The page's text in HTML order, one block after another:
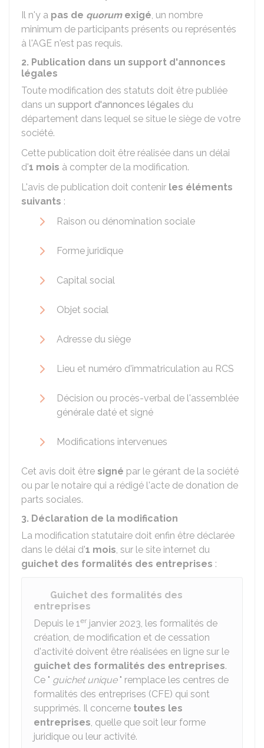
Il n'y a pas de quorumexigé, un nombre
minimum de participants présents ou représentés
à l'AGE n'est pas requis.
2. Publication dans un support d'annonces
légales
Toute modification des statuts doit être publiée
dans un support d'annonces légales du
département dans lequel se situe le siège de votre
société.
Cette publication doit être réalisée dans un délai
d'1 mois à compter de la modification.
L'avis de publication doit contenir les éléments
suivants :
Raison ou dénomination sociale
Forme juridique
Capital social
Objet social
Adresse du siège
Lieu et numéro d'immatriculation au RCS
Décision ou procès-verbal de l'assemblée
générale daté et signé
Modifications intervenues
Cet avis doit être signé par le gérant de la société
ou par le notaire qui a rédigé l'acte de donation de
parts sociales.
3. Déclaration de la modification
La modification statutaire doit enfin être déclarée
dans le délai d'1 mois, sur le site internet du
guichet des formalités des entreprises :
Guichet des formalités des
entreprises
Depuis le 1er janvier 2023, les formalités de
création, de modification et de cessation
d'activité doivent être réalisées en ligne sur le
guichet des formalités des entreprises.
Ce " guichet unique" remplace les centres de
formalités des entreprises (CFE) qui sont
supprimés. Il concerne toutes les
entreprises, quelle que soit leur forme
juridique ou leur activité.